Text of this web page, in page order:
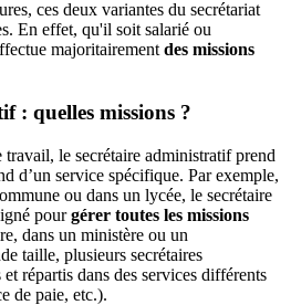
ces deux variantes du secrétariat
En effet, qu'il soit salarié ou
majoritairement des missions
: quelles missions ?
le secrétaire administratif prend
d’un service spécifique. Par exemple,
ou dans un lycée, le secrétaire
pourgérer toutes les missions
dans un ministère ou un
taille, plusieurs secrétaires
répartis dans des services différents
de paie, etc.).